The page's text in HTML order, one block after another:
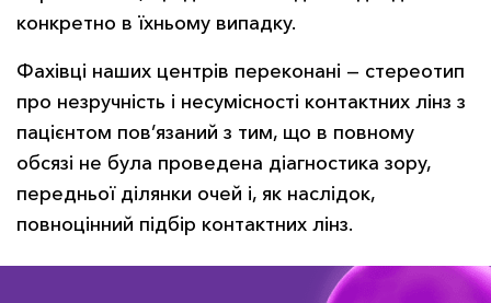
конкретно в їхньому випадку.
Фахівці наших центрів переконані — стереотип
про незручність і несумісності контактних лінз з
пацієнтом пов’язаний з тим, що в повному
обсязі не була проведена діагностика зору,
передньої ділянки очей і, як наслідок,
повноцінний підбір контактних лінз.